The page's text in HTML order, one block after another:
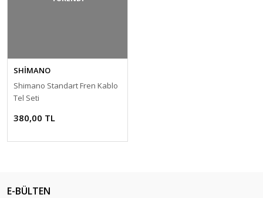
SHİMANO
Shimano Standart Fren Kablo
Tel Seti
380,00 TL
E-BÜLTEN